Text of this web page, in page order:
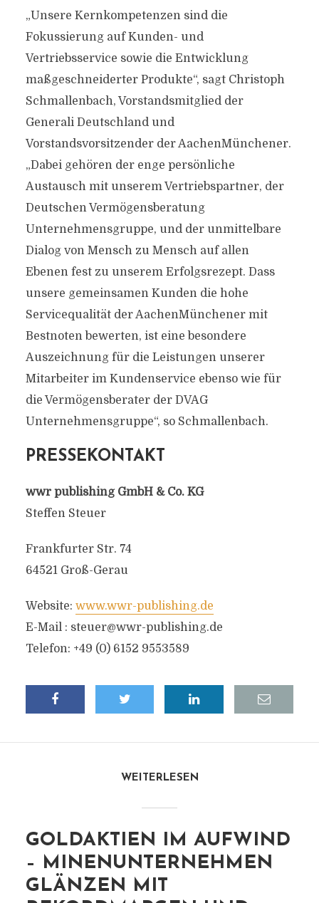
„Unsere Kernkompetenzen sind die
Fokussierung auf Kunden- und
Vertriebsservice sowie die Entwicklung
maßgeschneiderter Produkte“, sagt Christoph
Schmallenbach, Vorstandsmitglied der
Generali Deutschland und
Vorstandsvorsitzender der AachenMünchener.
„Dabei gehören der enge persönliche
Austausch mit unserem Vertriebspartner, der
Deutschen Vermögensberatung
Unternehmensgruppe, und der unmittelbare
Dialog von Mensch zu Mensch auf allen
Ebenen fest zu unserem Erfolgsrezept. Dass
unsere gemeinsamen Kunden die hohe
Servicequalität der AachenMünchener mit
Bestnoten bewerten, ist eine besondere
Auszeichnung für die Leistungen unserer
Mitarbeiter im Kundenservice ebenso wie für
die Vermögensberater der DVAG
Unternehmensgruppe“, so Schmallenbach.
PRESSEKONTAKT
wwr publishing GmbH & Co. KG
Steffen Steuer
Frankfurter Str. 74
64521 Groß-Gerau
Website: www.wwr-publishing.de
E-Mail : steuer@wwr-publishing.de
Telefon: +49 (0) 6152 9553589
WEITERLESEN
GOLDAKTIEN IM AUFWIND
– MINENUNTERNEHMEN
GLÄNZEN MIT